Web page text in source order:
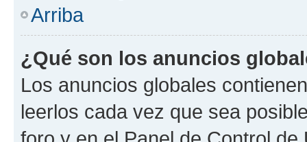
Arriba
¿Qué son los anuncios
Los anuncios globales
leerlos cada vez que sea